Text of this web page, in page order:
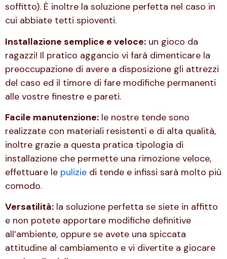
soffitto). È inoltre la soluzione perfetta nel caso in
cui abbiate tetti spioventi.
Installazione semplice e veloce: un gioco da
ragazzi! Il pratico aggancio vi farà dimenticare la
preoccupazione di avere a disposizione gli attrezzi
del caso ed il timore di fare modifiche permanenti
alle vostre finestre e pareti.
Facile manutenzione: le nostre tende sono
realizzate con materiali resistenti e di alta qualità,
inoltre grazie a questa pratica tipologia di
installazione che permette una rimozione veloce,
effettuare le pulizie di tende e infissi sarà molto più
comodo.
Versatilità: la soluzione perfetta se siete in affitto
e non potete apportare modifiche definitive
all’ambiente, oppure se avete una spiccata
attitudine al cambiamento e vi divertite a giocare